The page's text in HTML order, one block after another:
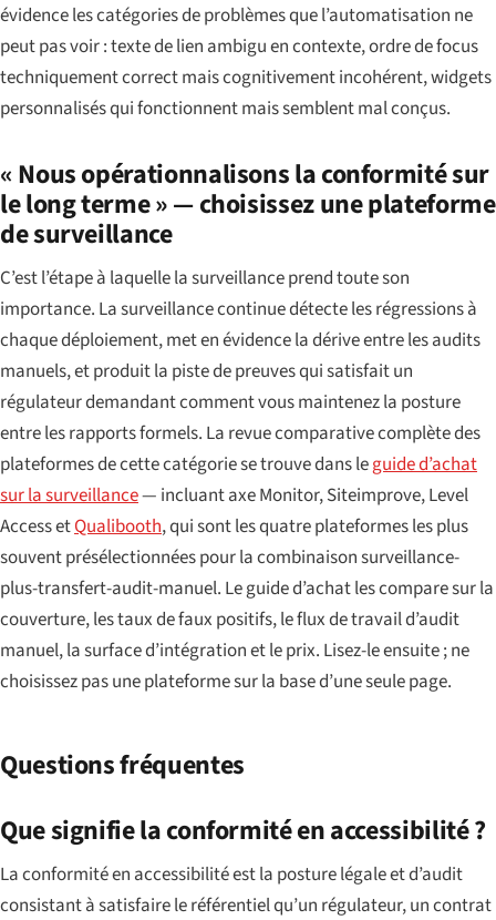
évidence les catégories de problèmes que l’automatisation ne
peut pas voir : texte de lien ambigu en contexte, ordre de focus
techniquement correct mais cognitivement incohérent, widgets
personnalisés qui fonctionnent mais semblent mal conçus.
« Nous opérationnalisons la conformité sur
le long terme » — choisissez une plateforme
de surveillance
C’est l’étape à laquelle la surveillance prend toute son
importance. La surveillance continue détecte les régressions à
chaque déploiement, met en évidence la dérive entre les audits
manuels, et produit la piste de preuves qui satisfait un
régulateur demandant comment vous maintenez la posture
entre les rapports formels. La revue comparative complète des
plateformes de cette catégorie se trouve dans leguide d’achat
sur la surveillance— incluant axe Monitor, Siteimprove, Level
Access etQualibooth, qui sont les quatre plateformes les plus
souvent présélectionnées pour la combinaison surveillance-
plus-transfert-audit-manuel. Le guide d’achat les compare sur la
couverture, les taux de faux positifs, le flux de travail d’audit
manuel, la surface d’intégration et le prix. Lisez-le ensuite ; ne
choisissez pas une plateforme sur la base d’une seule page.
Questions fréquentes
Que signifie la conformité en accessibilité ?
La conformité en accessibilité est la posture légale et d’audit
consistant à satisfaire le référentiel qu’un régulateur, un contrat